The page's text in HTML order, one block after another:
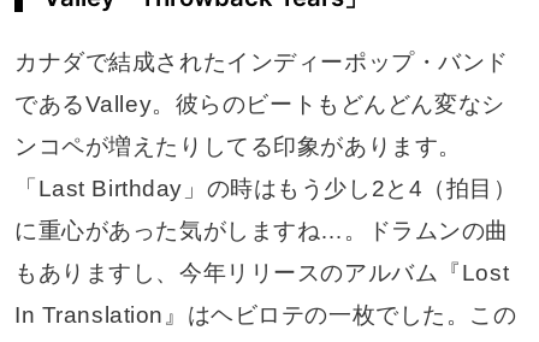
カナダで結成されたインディーポップ・バンド
であるValley。彼らのビートもどんどん変なシ
ンコペが増えたりしてる印象があります。
「Last Birthday」の時はもう少し2と4（拍目）
に重心があった気がしますね…。ドラムンの曲
もありますし、今年リリースのアルバム『Lost
In Translation』はヘビロテの一枚でした。この